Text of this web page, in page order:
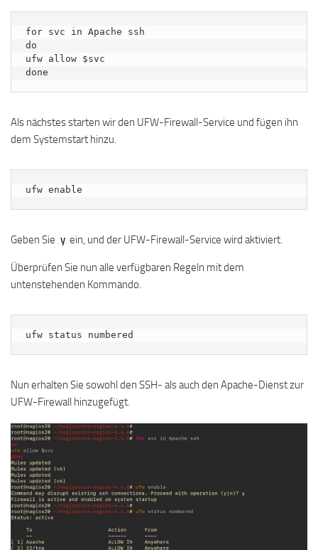
for svc in Apache ssh
do
ufw allow $svc
done
Als nächstes starten wir den UFW-Firewall-Service und fügen ihn
dem Systemstart hinzu.
ufw enable
Geben Sie ‚y ‚ ein, und der UFW-Firewall-Service wird aktiviert.
Überprüfen Sie nun alle verfügbaren Regeln mit dem
untenstehenden Kommando.
ufw status numbered
Nun erhalten Sie sowohl den SSH- als auch den Apache-Dienst zur
UFW-Firewall hinzugefügt.